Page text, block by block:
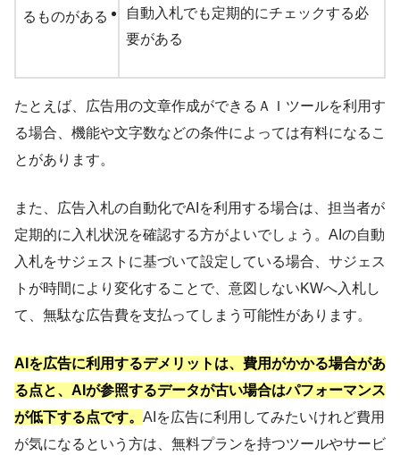
るものがある
自動入札でも定期的にチェックする必
要がある
たとえば、広告用の文章作成ができるＡＩツールを利用す
る場合、機能や文字数などの条件によっては有料になるこ
とがあります。
また、広告入札の自動化でAIを利用する場合は、担当者が
定期的に入札状況を確認する方がよいでしょう。AIの自動
入札をサジェストに基づいて設定している場合、サジェス
トが時間により変化することで、意図しないKWへ入札し
て、無駄な広告費を支払ってしまう可能性があります。
AIを広告に利用するデメリットは、費用がかかる場合があ
る点と、AIが参照するデータが古い場合はパフォーマンス
が低下する点です。 AIを広告に利用してみたいけれど費用
が気になるという方は、無料プランを持つツールやサービ